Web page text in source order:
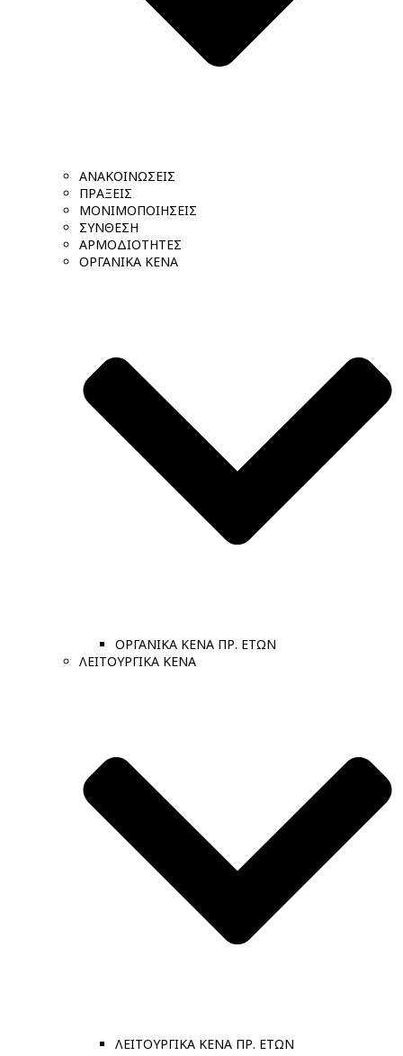
ΑΝΑΚΟΙΝΩΣΕΙΣ
ΠΡΑΞΕΙΣ
ΜΟΝΙΜΟΠΟΙΗΣΕΙΣ
ΣΥΝΘΕΣΗ
ΑΡΜΟΔΙΟΤΗΤΕΣ
ΟΡΓΑΝΙΚΑ ΚΕΝΑ
ΟΡΓΑΝΙΚΑ ΚΕΝΑ ΠΡ. ΕΤΩΝ
ΛΕΙΤΟΥΡΓΙΚΑ ΚΕΝΑ
ΛΕΙΤΟΥΡΓΙΚΑ ΚΕΝΑ ΠΡ. ΕΤΩΝ